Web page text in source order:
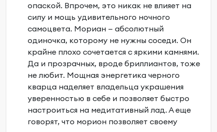
опаской. Впрочем, это никак не влияет на
силу и мощь удивительного ночного
самоцвета. Мориан — абсолютный
одиночка, которому не нужны соседи. Он
крайне плохо сочетается с яркими камнями.
Да и прозрачных, вроде бриллиантов, тоже
не любит. Мощная энергетика черного
кварца наделяет владельца украшения
уверенностью в себе и позволяет быстро
настроиться на медитативный лад. А еще
говорят, что морион позволяет своему